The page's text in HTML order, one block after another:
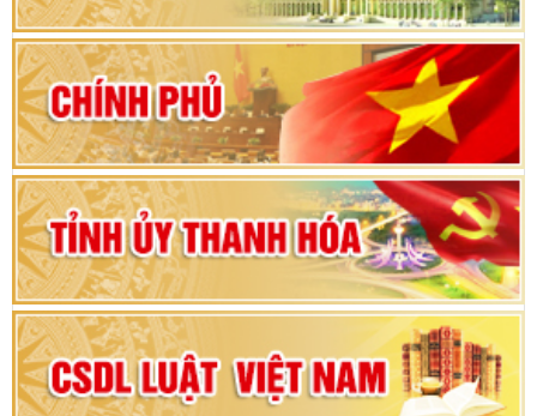
khoá XVI và đại biểu HĐND các cấp nhiệm kỳ
2026-2031
80 năm Quốc hội Việt Nam: vì lợi ích Nhân dân,
vì sự phát triển của đất nước
Bộ Chính trị duyệt nội dung Đại hội đại biểu
Đảng bộ tỉnh Thanh Hóa lần thứ XX, nhiệm kỳ
2025 - 2030
Đại hội đại biểu Đảng bộ xã Yên Thọ lần thứ I,
nhiệm kỳ 2025 – 2030
Đại hội Đảng bộ xã Yên Ninh lần thứ nhất,
nhiệm kỳ 2025 - 2030